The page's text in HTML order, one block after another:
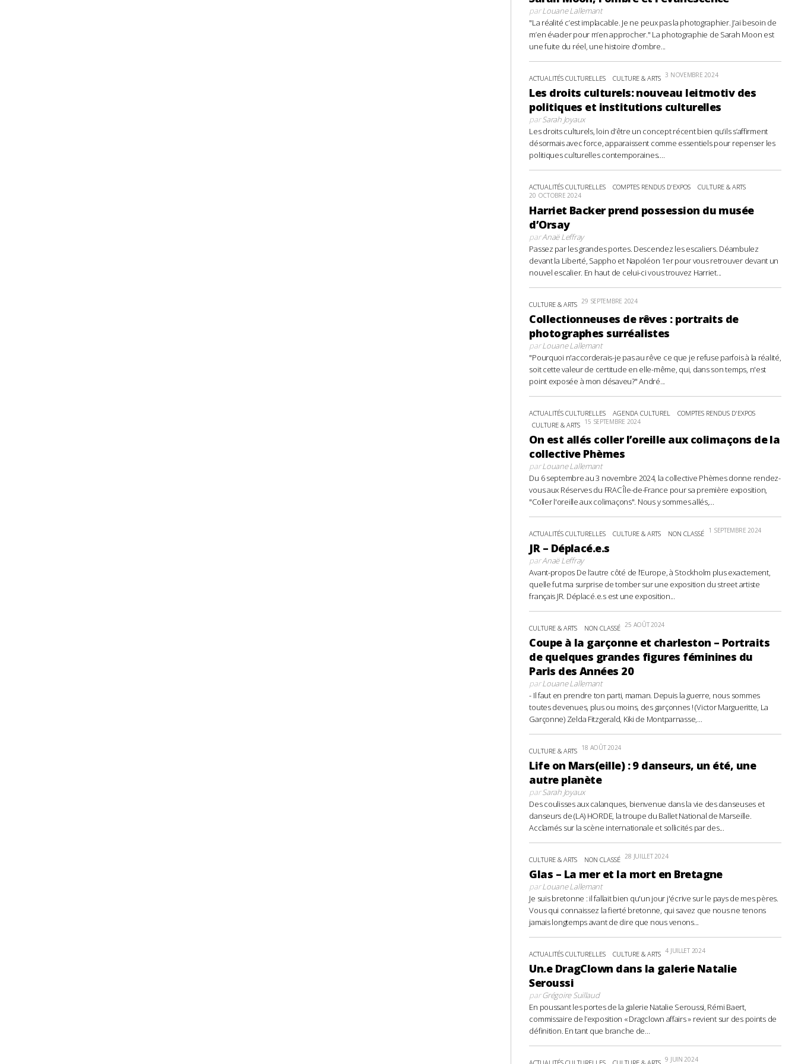
parLouane Lallemant
"La réalité c’est implacable. Je ne peux pas la photographier. J’ai besoin de
m’en évader pour m’en approcher." La photographie de Sarah Moon est
une fuite du réel, une histoire d'ombre...
ACTUALITÉS CULTURELLES CULTURE & ARTS 3 NOVEMBRE 2024
Les droits culturels: nouveau leitmotiv des
politiques et institutions culturelles
parSarah Joyaux
Les droits culturels, loin d’être un concept récent bien qu’ils s’affirment
désormais avec force, apparaissent comme essentiels pour repenser les
politiques culturelles contemporaines....
ACTUALITÉS CULTURELLES COMPTES RENDUS D'EXPOS CULTURE & ARTS
20 OCTOBRE 2024
Harriet Backer prend possession du musée
d’Orsay
parAnaë Leffray
Passez par les grandes portes. Descendez les escaliers. Déambulez
devant la Liberté, Sappho et Napoléon 1er pour vous retrouver devant un
nouvel escalier. En haut de celui-ci vous trouvez Harriet...
CULTURE & ARTS 29 SEPTEMBRE 2024
Collectionneuses de rêves : portraits de
photographes surréalistes
parLouane Lallemant
"Pourquoi n'accorderais-je pas au rêve ce que je refuse parfois à la réalité,
soit cette valeur de certitude en elle-même, qui, dans son temps, n'est
point exposée à mon désaveu?" André...
ACTUALITÉS CULTURELLES AGENDA CULTUREL
COMPTES RENDUS D'EXPOS
CULTURE & ARTS 15 SEPTEMBRE 2024
On est allés coller l’oreille aux colimaçons de la
collective Phèmes
parLouane Lallemant
Du 6 septembre au 3 novembre 2024, la collective Phèmes donne rendez-
vous aux Réserves du FRAC Île-de-France pour sa première exposition,
"Coller l'oreille aux colimaçons". Nous y sommes allés,...
ACTUALITÉS CULTURELLES CULTURE & ARTS NON CLASSÉ 1 SEPTEMBRE 2024
JR – Déplacé.e.s
parAnaë Leffray
Avant-propos De l’autre côté de l’Europe, à Stockholm plus exactement,
quelle fut ma surprise de tomber sur une exposition du street artiste
français JR. Déplacé.e.s est une exposition...
CULTURE & ARTS NON CLASSÉ 25 AOÛT 2024
Coupe à la garçonne et charleston – Portraits
de quelques grandes figures féminines du
Paris des Années 20
parLouane Lallemant
- Il faut en prendre ton parti, maman. Depuis la guerre, nous sommes
toutes devenues, plus ou moins, des garçonnes ! (Victor Margueritte, La
Garçonne) Zelda Fitzgerald, Kiki de Montparnasse,...
CULTURE & ARTS 18 AOÛT 2024
Life on Mars(eille) : 9 danseurs, un été, une
autre planète
parSarah Joyaux
Des coulisses aux calanques, bienvenue dans la vie des danseuses et
danseurs de (LA) HORDE, la troupe du Ballet National de Marseille.
Acclamés sur la scène internationale et sollicités par des...
CULTURE & ARTS NON CLASSÉ 28 JUILLET 2024
Glas – La mer et la mort en Bretagne
parLouane Lallemant
Je suis bretonne : il fallait bien qu'un jour j'écrive sur le pays de mes pères.
Vous qui connaissez la fierté bretonne, qui savez que nous ne tenons
jamais longtemps avant de dire que nous venons...
ACTUALITÉS CULTURELLES CULTURE & ARTS 4 JUILLET 2024
Un.e DragClown dans la galerie Natalie
Seroussi
parGrégoire Suillaud
En poussant les portes de la galerie Natalie Seroussi, Rémi Baert,
commissaire de l’exposition « Dragclown affairs » revient sur des points de
définition. En tant que branche de...
9 JUIN 2024